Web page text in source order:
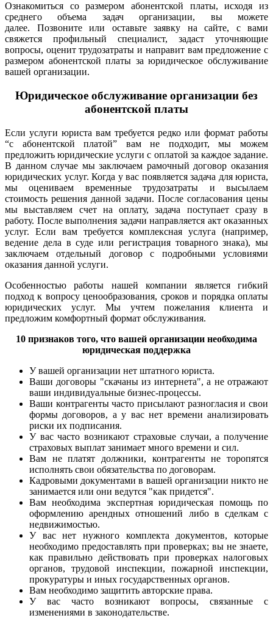
Ознакомиться со размером абонентской платы, исходя из
среднего объема задач организации, вы можете
далее. Позвоните или оставьте заявку на сайте, с вами
свяжется профильный специалист, задаст уточняющие
вопросы, оценит трудозатраты и направит вам предложение с
размером абонентской платы за юридическое обслуживание
вашей организации.
Юридическое обслуживание организации без
абонентской платы
Если услуги юриста вам требуется редко или формат работы
“с абонентской платой” вам не подходит, мы можем
предложить юридические услуги с оплатой за каждое задание.
В данном случае мы заключаем рамочный договор оказания
юридических услуг. Когда у вас появляется задача для юриста,
мы оцениваем временные трудозатраты и высылаем
стоимость решения данной задачи. После согласования цены
мы выставляем счет на оплату, задача поступает сразу в
работу. После выполнения задачи направляется акт оказанных
услуг. Если вам требуется комплексная услуга (например,
ведение дела в суде или регистрация товарного знака), мы
заключаем отдельный договор с подробными условиями
оказания данной услуги.
Особенностью работы нашей компании является гибкий
подход к вопросу ценообразования, сроков и порядка оплаты
юридических услуг. Мы учтем пожелания клиента и
предложим комфортный формат обслуживания.
10 признаков того, что вашей организации необходима
юридическая поддержка
У вашей организации нет штатного юриста.
Ваши договоры "скачаны из интернета", а не отражают
ваши индивидуальные бизнес-процессы.
Ваши контрагенты часто присылают разногласия и свои
формы договоров, а у вас нет времени анализировать
риски их подписания.
У вас часто возникают страховые случаи, а получение
страховых выплат занимает много времени и сил.
Вам не платят должники, контрагенты не торопятся
исполнять свои обязательства по договорам.
Кадровыми документами в вашей организации никто не
занимается или они ведутся "как придется".
Вам необходима экспертная юридическая помощь по
оформлению арендных отношений либо в сделкам с
недвижимостью.
У вас нет нужного комплекта документов, которые
необходимо предоставлять при проверках; вы не знаете,
как правильно действовать при проверках налоговых
органов, трудовой инспекции, пожарной инспекции,
прокуратуры и иных государственных органов.
Вам необходимо защитить авторские права.
У вас часто возникают вопросы, связанные с
изменениями в законодательстве.